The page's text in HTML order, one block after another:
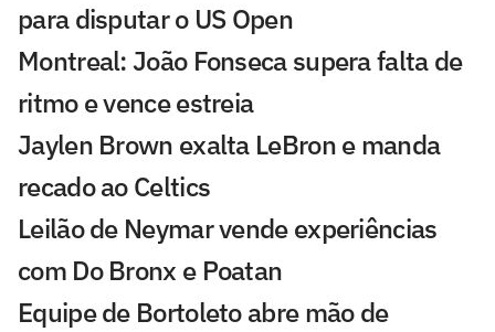
para disputar o US Open
Montreal: João Fonseca supera falta de
ritmo e vence estreia
Jaylen Brown exalta LeBron e manda
recado ao Celtics
Leilão de Neymar vende experiências
com Do Bronx e Poatan
Equipe de Bortoleto abre mão de